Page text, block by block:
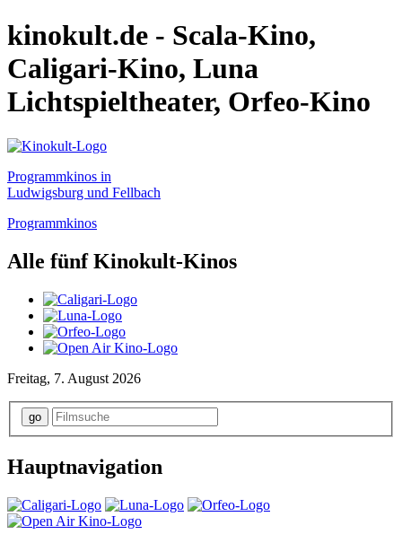
kinokult.de - Scala-Kino,
Caligari-Kino, Luna
Lichtspieltheater, Orfeo-Kino
Programmkinos in
Ludwigsburg und Fellbach
Programmkinos
Alle fünf Kinokult-Kinos
Freitag, 7. August 2026
Hauptnavigation